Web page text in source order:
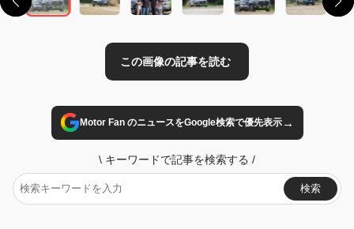
Motor Fan のニュースをGoogle検索で優先表示→
\ キーワードで記事を検索する /
検索